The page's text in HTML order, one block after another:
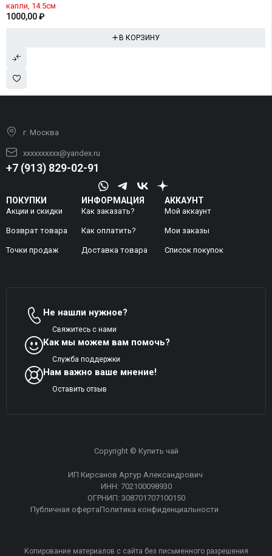
капли, 14.5см
1000,00₽
В КОРЗИНУ
г. Москва
xxxxxxxxxx@yandex.ru
+7 (913) 829-02-91
ПОКУПКИ
Акции и скидки
Возврат товара
Точки продаж
ИНФОРМАЦИЯ
Как заказать?
Как оплатить?
Доставка товара
АККАУНТ
Мой аккаунт
Mои заказы
Список покупок
Не нашли нужное?
Свяжитесь с нами
Как мы можем вам помочь?
Служба поддержки
Нам важно ваше мнение!
Оставить отзыв
Copyright © Купить чай
ИП Кирсанов Артур Александрович
ИНН: 702100098930
ОГРНИП: 308701707100150
Публичная офертаПолитика конфиденциальности
Копирование материалов с сайта без письменного разрешения